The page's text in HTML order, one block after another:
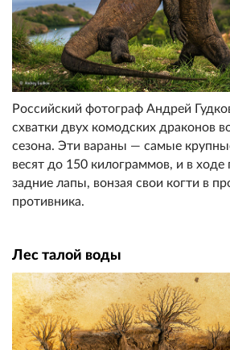
Российский фотограф Андрей
схватки двух комодских драконов
сезона. Эти вараны — самые
весят до 150 килограммов, и в ходе
задние лапы, вонзая свои когти в
противника.
Лес талой воды